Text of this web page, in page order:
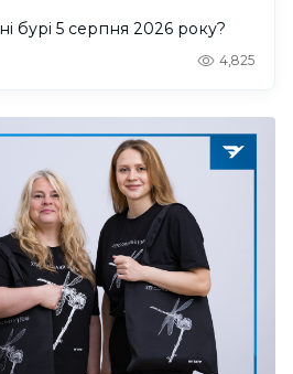
бурі 5 серпня 2026 року?
4,825